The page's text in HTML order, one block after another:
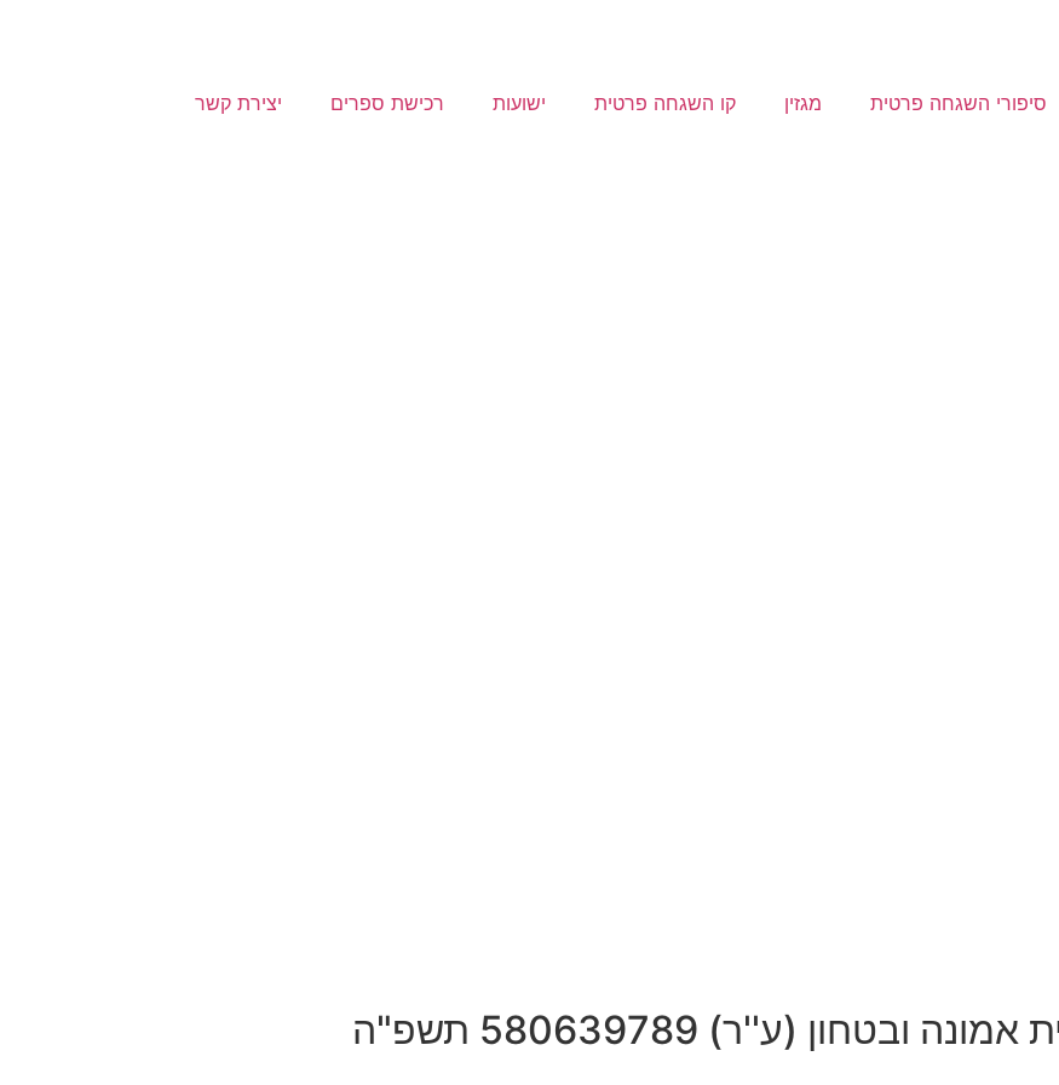
סיפורי השגחה פרטית מגזין קו השגחה פרטית ישועות רכישת ספרים יצירת קשר
(ע''ר) 580639789 תשפ"ה